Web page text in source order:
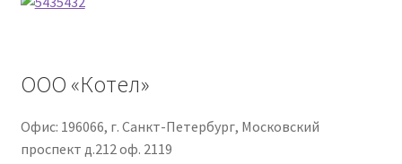
ООО «Котел»
Офис: 196066, г. Санкт-Петербург, Московский
проспект д.212 оф. 2119